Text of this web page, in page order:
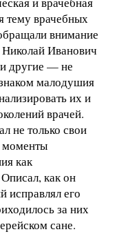
тему врачебных
внимание
Иванович
другие — не
малодушия
их и
врачей.
не только свои
моменты
как
как он
его
за них
сане.